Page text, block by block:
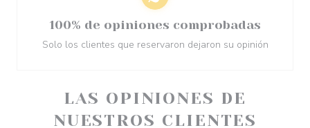
LAS OPINIONES DE
NUESTROS CLIENTES
100% de opiniones comprobadas
Solo los clientes que reservaron dejaron su opinión